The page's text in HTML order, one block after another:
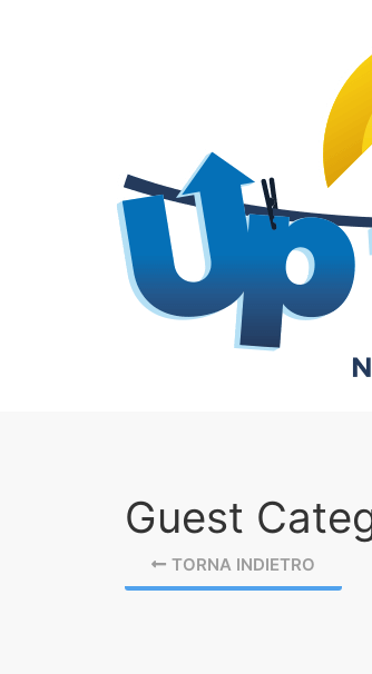
Guest
TORNA INDIETRO